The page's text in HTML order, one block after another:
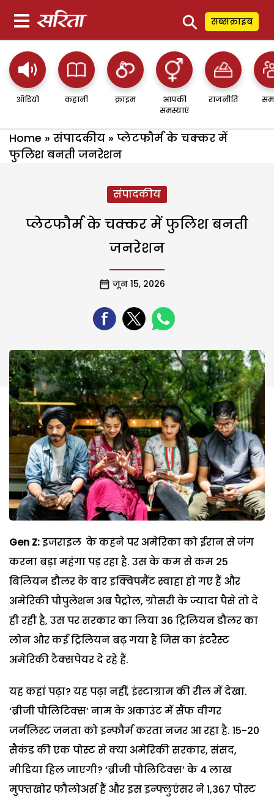
⚲ सब्सक्राइब
ऑडियो कहानी क्राइम
आपकी
समस्याएं
राजनीति
Home » संपादकीय » प्लेटफौर्म के चक्कर में
फुलिश बनती जनरेशन
संपादकीय
प्लेटफौर्म के चक्कर में फुलिश बनती
जनरेशन
जून 15, 2026
Gen Z:इजराइल के कहने पर अमेरिका को ईरान से जंग
करना बड़ा महंगा पड़ रहा है. उस के कम से कम 25
बिलियन डौलर के वार इक्विपमैंट स्वाहा हो गए हैं और
अमेरिकी पौपुलेशन अब पैट्रोल, ग्रोसरी के ज्यादा पैसे तो दे
ही रही है, उस पर सरकार का लिया 36 ट्रिलियन डौलर का
लोन और कई ट्रिलियन बढ़ गया है जिस का इंटरैस्ट
अमेरिकी टैक्सपेयर दे रहे हैं.
यह कहां पढ़ा? यह पढ़ा नहीं, इंस्टाग्राम की रील में देखा.
‘ब्रीजी पौलिटिक्स’ नाम के अकाउंट में सैंफ वीगर
जर्नलिस्ट जनता को इन्फौर्म करता नजर आ रहा है. 15-20
सैकंड की एक पोस्ट से क्या अमेरिकी सरकार, संसद,
मीडिया हिल जाएगी? ‘ब्रीजी पौलिटिक्स’ के 4 लाख
मुफ्तखोर फौलोअर्स हैं और इस इन्फ्लुएंसर ने 1,367 पोस्ट